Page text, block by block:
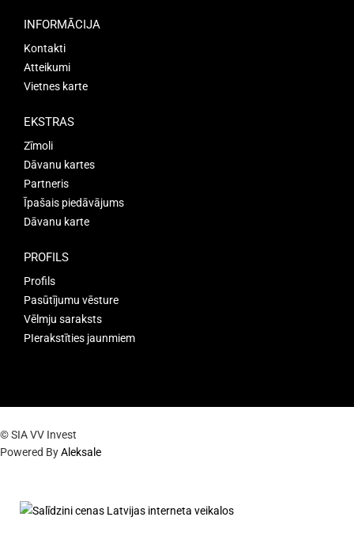
INFORMĀCIJA
Kontakti
Atteikumi
Vietnes karte
EKSTRAS
Zīmoli
Dāvanu kartes
Partneris
Īpašais piedāvājums
Dāvanu karte
PROFILS
Profils
Pasūtījumu vēsture
Vēlmju saraksts
PIerakstīties jaunmiem
© SIA VV Invest
Powered ByAleksale